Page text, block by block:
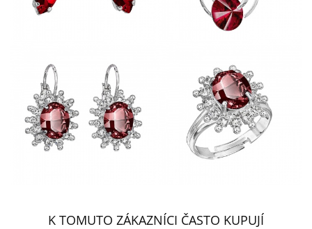
K TOMUTO ZÁKAZNÍCI ČASTO KUPUJÍ